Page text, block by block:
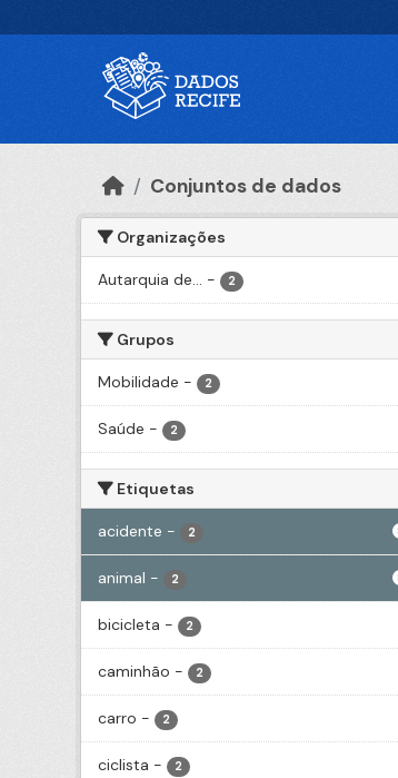
Conjuntos de dados
Organizações
Autarquia de... - 2
Grupos
Mobilidade - 2
Saúde - 2
Etiquetas
acidente - 2
animal - 2
bicicleta - 2
caminhão - 2
carro - 2
ciclista - 2